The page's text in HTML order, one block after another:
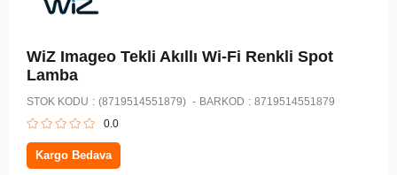
WiZ Imageo Tekli Akıllı Wi-Fi Renkli Spot
Lamba
STOK KODU (8719514551879) BARKOD : 8719514551879
0.0
Kargo Bedava